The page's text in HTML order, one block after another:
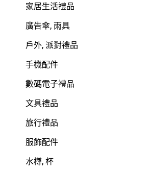
家居生活禮品
廣告傘, 雨具
戶外, 派對禮品
手機配件
數碼電子禮品
文具禮品
旅行禮品
服飾配件
水樽, 杯